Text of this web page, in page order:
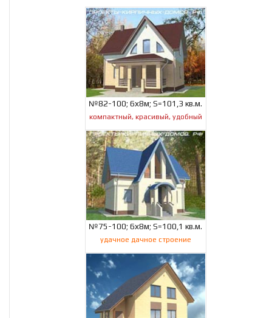
№82-100; 6х8м; S=101,3 кв.м.
компактный, красивый, удобный
№75-100; 6х8м; S=100,1 кв.м.
удачное дачное строение